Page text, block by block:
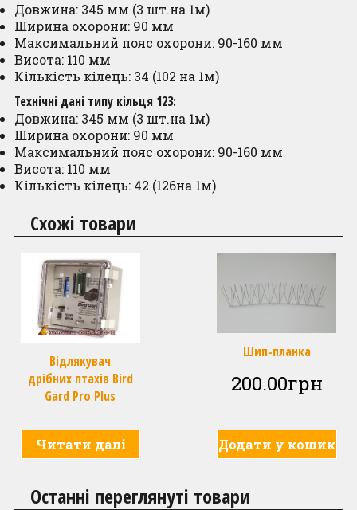
Довжина: 345 мм (3 шт.на 1м)
Ширина охорони: 90 мм
Максимальний пояс охорони: 90-160 мм
Висота: 110 мм
Кількість кілець: 34 (102 на 1м)
Технічні дані типу кільця 123:
Довжина: 345 мм (3 шт.на 1м)
Ширина охорони: 90 мм
Максимальний пояс охорони: 90-160 мм
Висота: 110 мм
Кількість кілець: 42 (126на 1м)
Схожі товари
Відлякувач
дрібних птахів Bird
Gard Pro Plus
Читати далі
Шип-планка
200.00грн
Додати у кошик
Останні переглянуті товари